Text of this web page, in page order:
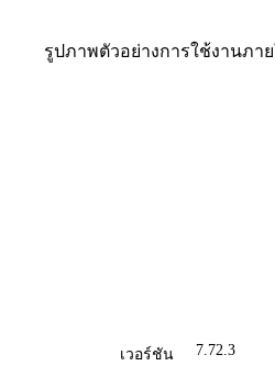
รูปภาพตัวอย่างการใช้งานภา
เวอร์ชัน 7.72.3